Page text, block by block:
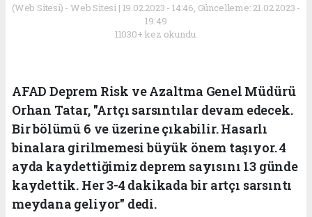
(Web Sitesi) - Web Sitesi | 19.02.2023 - 14:46, Güncelleme: 21.02.2023 -
19:49
11030+ kez okundu.
AFAD Deprem Risk ve Azaltma Genel Müdürü
Orhan Tatar, "Artçı sarsıntılar devam edecek.
Bir bölümü 6 ve üzerine çıkabilir. Hasarlı
binalara girilmemesi büyük önem taşıyor. 4
ayda kaydettiğimiz deprem sayısını 13 günde
kaydettik. Her 3-4 dakikada bir artçı sarsıntı
meydana geliyor" dedi.